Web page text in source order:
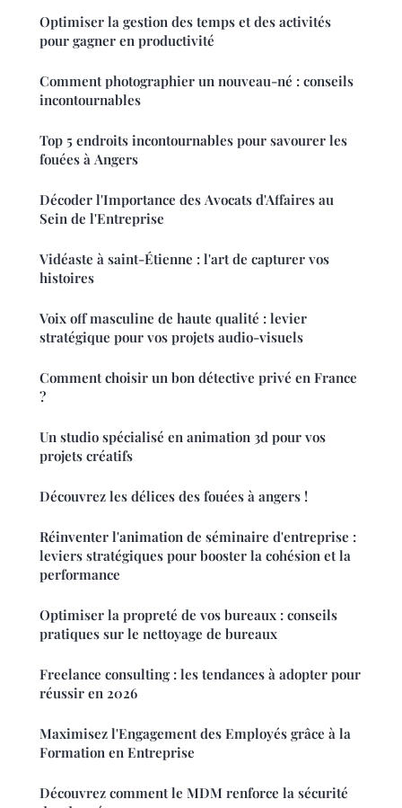
Optimiser la gestion des temps et des activités
pour gagner en productivité
Comment photographier un nouveau-né : conseils
incontournables
Top 5 endroits incontournables pour savourer les
fouées à Angers
Décoder l'Importance des Avocats d'Affaires au
Sein de l'Entreprise
Vidéaste à saint-Étienne : l'art de capturer vos
histoires
Voix off masculine de haute qualité : levier
stratégique pour vos projets audio-visuels
Comment choisir un bon détective privé en France
?
Un studio spécialisé en animation 3d pour vos
projets créatifs
Découvrez les délices des fouées à angers !
Réinventer l'animation de séminaire d'entreprise :
leviers stratégiques pour booster la cohésion et la
performance
Optimiser la propreté de vos bureaux : conseils
pratiques sur le nettoyage de bureaux
Freelance consulting : les tendances à adopter pour
réussir en 2026
Maximisez l'Engagement des Employés grâce à la
Formation en Entreprise
Découvrez comment le MDM renforce la sécurité